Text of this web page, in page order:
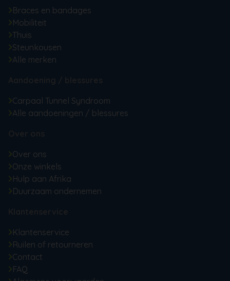
Braces en bandages
Mobiliteit
Thuis
Steunkousen
Alle merken
Carpaal Tunnel Syndroom
Alle aandoeningen / blessures
Over ons
Onze winkels
Hulp aan Afrika
Duurzaam ondernemen
Klantenservice
Ruilen of retourneren
Contact
FAQ